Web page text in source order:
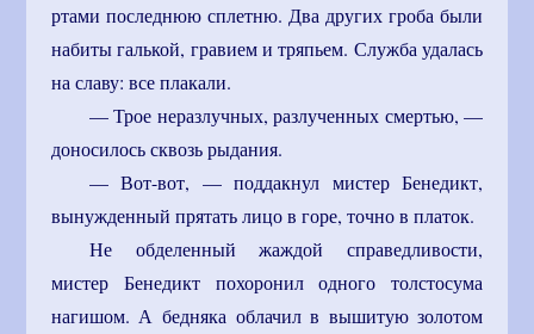
ртами последнюю сплетню. Два других гроба были
набиты галькой, гравием и тряпьем. Служба удалась
на славу: все плакали.
— Трое неразлучных, разлученных смертью, —
доносилось сквозь рыдания.
— Вот-вот, — поддакнул мистер Бенедикт,
вынужденный прятать лицо в горе, точно в платок.
Не обделенный жаждой справедливости,
мистер Бенедикт похоронил одного толстосума
нагишом. А бедняка облачил в вышитую золотом